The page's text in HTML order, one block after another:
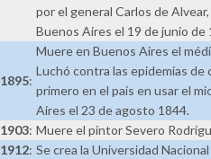
por el general Carlos de
Buenos Aires el 19 de junio de
1895:
Muere en Buenos Aires el
Luchó contra las epidemias de
primero en el país en usar el
Aires el 23 de agosto 1844.
1903: Muere el pintor Severo
1912: Se crea la Universidad